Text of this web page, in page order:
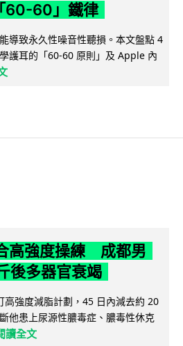
60-60」鐵律
導致永久性噪音性聽損。本文盤點 4
護耳的「60-60 原則」及 Apple 內
高強度操練 成都男
後多器官衰竭
高強度減脂計劃，45 日內減去約 20
他患上尿源性膿毒症、膿毒性休克
讀全文